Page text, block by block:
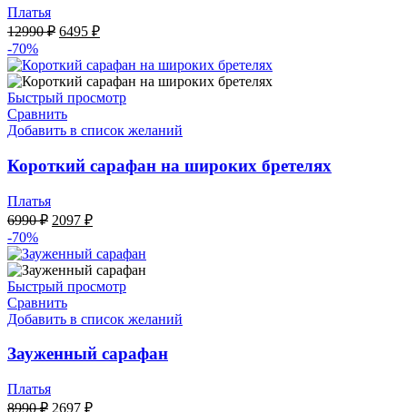
Платья
12990₽ Первоначальная
составляла
12990 ₽.
6495 ₽Текущая
6495 ₽.
-70%
Быстрый просмотр
Сравнить
Добавить в список желаний
Короткий сарафан на широких бретелях
Платья
6990₽ Первоначальная
составляла
6990 ₽.
2097 ₽Текущая
2097 ₽.
-70%
Быстрый просмотр
Сравнить
Добавить в список желаний
Зауженный сарафан
Платья
8990₽ Первоначальная
2697 ₽Текущая